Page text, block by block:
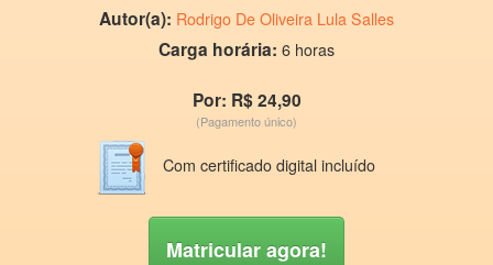
Autor(a): Rodrigo De Oliveira Lula Salles
Carga horária: 6 horas
Por: R$ 24,90
(Pagamento único)
Com certificado digital incluído
Matricular agora!